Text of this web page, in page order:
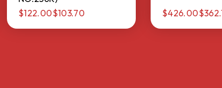
$122.00$103.70 $426.00